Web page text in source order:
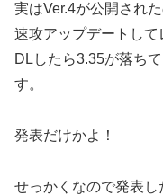
実はVer.4が公開され
速攻アップデートして
DLしたら3.35が落ち
す。
発表だけかよ！
せっかくなので発表